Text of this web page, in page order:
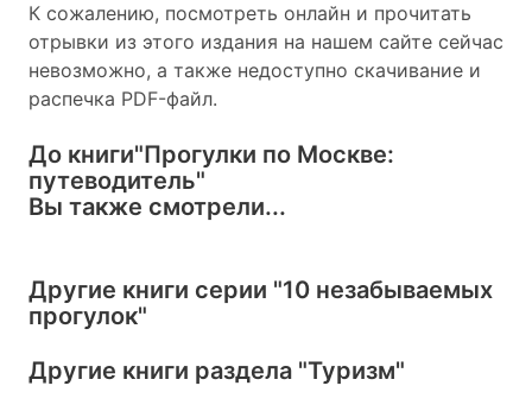
К сожалению, посмотреть онлайн и прочитать
отрывки из этого издания на нашем сайте сейчас
невозможно, а также недоступно скачивание и
распечка PDF-файл.
До книги"Прогулки по Москве:
путеводитель"
Вы также смотрели...
Другие книги серии "10 незабываемых
прогулок"
Другие книги раздела "Туризм"